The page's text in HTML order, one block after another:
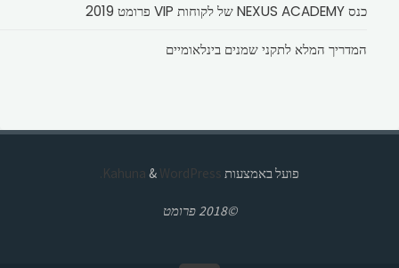
כנס NEXUS ACADEMY של לקוחות VIP פרומט 2019
המדריך המלא לתקני שמנים בינלאומיים
פועל באמצעות & WordPress.
©2018 פרומט